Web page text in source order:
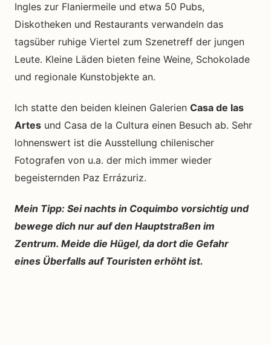
Ingles zur Flaniermeile und etwa 50 Pubs,
Diskotheken und Restaurants verwandeln das
tagsüber ruhige Viertel zum Szenetreff der jungen
Leute. Kleine Läden bieten feine Weine, Schokolade
und regionale Kunstobjekte an.
Ich statte den beiden kleinen Galerien Casa de las
Artes und Casa de la Cultura einen Besuch ab. Sehr
lohnenswert ist die Ausstellung chilenischer
Fotografen von u.a. der mich immer wieder
begeisternden Paz Errázuriz.
Mein Tipp: Sei nachts in Coquimbo vorsichtig und
bewege dich nur auf den Hauptstraßen im
Zentrum. Meide die Hügel, da dort die Gefahr
eines Überfalls auf Touristen erhöht ist.